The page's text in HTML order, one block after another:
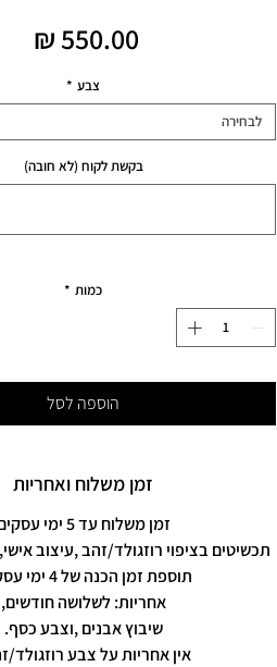
צבע *
לבחירה
בקשת לקוח (לא חובה)
כמות *
הוספה לסל
זמן משלוח ואחריות
זמן משלוח עד 5 ימי עסקים
תכשיטים בציפוי רוזגולד/זהב ,עיצוב
תוספת זמן הכנה של 4 ימי עסקים.
אחריות: לשלושה חודשים,
שיבוץ אבנים ,וצבע כסף.
אין אחריות על צבע רוזגולד/